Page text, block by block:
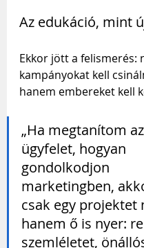
Az edukáció, mint
Ekkor jött a felismerés:
kampányokat kell
hanem embereket kell
„Ha megtanítom az
ügyfelet, hogyan
gondolkodjon
marketingben,
csak egy projektet
hanem ő is nyer:
szemléletet,